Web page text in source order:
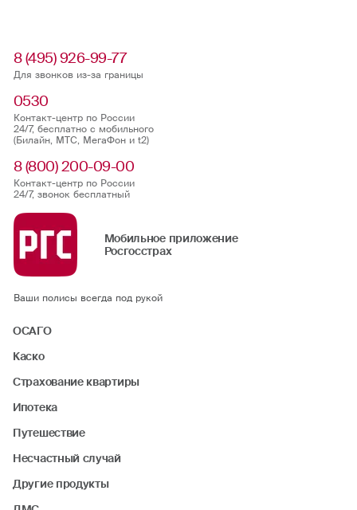
8 (495) 926-99-77
Для звонков из-за границы
0530
Контакт-центр по России
24/7, бесплатно с мобильного
(Билайн, МТС, МегаФон и t2)
8 (800) 200-09-00
Контакт-центр по России
24/7, звонок бесплатный
Мобильное приложение
Росгосстрах
Ваши полисы всегда под рукой
ОСАГО
Каско
Страхование квартиры
Ипотека
Путешествие
Несчастный случай
Другие продукты